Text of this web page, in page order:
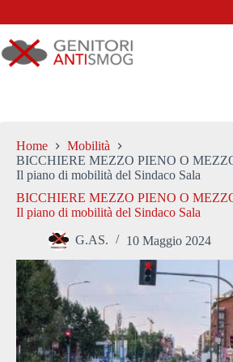
Home
Mobilità
BICCHIERE MEZZO PIENO O
Il piano di mobilità del Sindaco Sala
BICCHIERE MEZZO PIENO O
Il piano di mobilità del Sindaco Sala
G.AS. 10 Maggio 2024